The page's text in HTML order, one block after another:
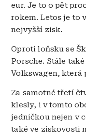
eur. Je to o pět
rokem. Letos je to
nejvyšší zisk.
Oproti loňsku se
Porsche. Stále
Volkswagen, která
Za samotné třetí
klesly, i v tomto
jedničkou nejen v
také ve ziskovosti